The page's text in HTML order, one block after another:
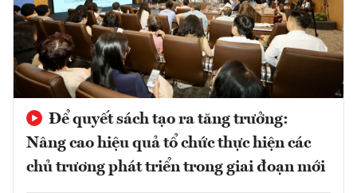
Để quyết sách tạo ra tăng trưởng:
Nâng cao hiệu quả tổ chức thực hiện các
chủ trương phát triển trong giai đoạn mới